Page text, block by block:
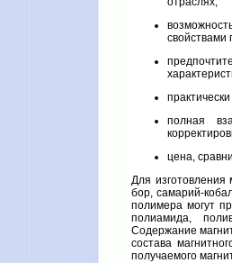
полная
цена,
Для
бор, самарий-
полимера могут
полиамида,
Содержание
состава
получаемого